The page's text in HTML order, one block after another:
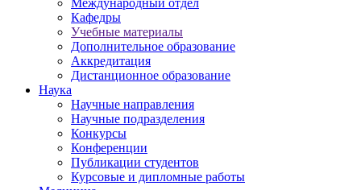
Международный отдел
Кафедры
Учебные материалы
Дополнительное образование
Аккредитация
Дистанционное образование
Наука
Научные направления
Научные подразделения
Конкурсы
Конференции
Публикации студентов
Курсовые и дипломные работы